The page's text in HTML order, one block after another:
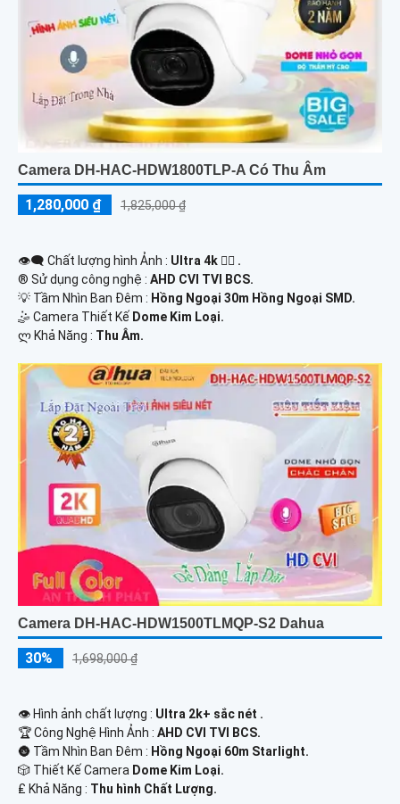
Camera DH-HAC-HDW1800TLP-A Có Thu Âm
1,280,000 ₫ 1,825,000 ₫
👁️‍🗨 Chất lượng hình Ảnh : Ultra 4k 👍🏾 .
®️ Sử dụng công nghệ : AHD CVI TVI BCS.
💡 Tầm Nhìn Ban Đêm : Hồng Ngoại 30m Hồng Ngoại SMD.
🤹 Camera Thiết Kế Dome Kim Loại.
️ლ Khả Năng : Thu Âm.
Camera DH-HAC-HDW1500TLMQP-S2 Dahua
30% 1,698,000 ₫
👁 Hình ảnh chất lượng : Ultra 2k+ sắc nét .
🏆 Công Nghệ Hình Ảnh : AHD CVI TVI BCS.
🌚 Tầm Nhìn Ban Đêm : Hồng Ngoại 60m Starlight.
🎲 Thiết Kế Camera Dome Kim Loại.
️₤ Khả Năng : Thu hình Chất Lượng.